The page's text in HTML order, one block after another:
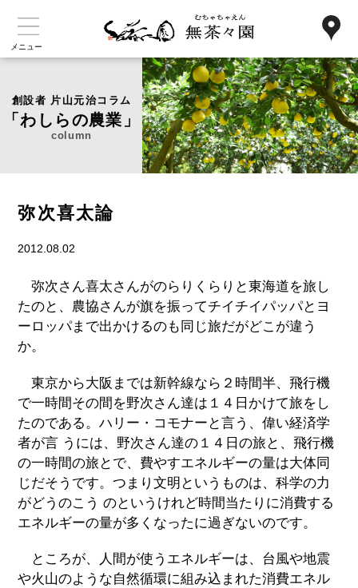
メニュー
創設者 片山元治コラム
「わしらの農業」
column
弥次喜太論
2012.08.02
弥次さん喜太さんがのらりくらりと東海道を旅し
たのと、農協さんが旗を振ってチイチイパッパとヨ
ーロッパまで出かけるのも同じ旅だがどこが違う
か。
東京から大阪までは新幹線なら２時間半、飛行機
で一時間その間を野次さん達は１４日かけて旅をし
たのである。ハリー・コモナーと言う、偉い経済学
者が言 うには、野次さん達の１４日の旅と、飛行機
の一時間の旅とで、費やすエネルギーの量は大体同
じだそうです。つまり文明というものは、科学の力
がどうのこう のというけれど時間当たりに消費する
エネルギーの量が多くなったに過ぎないのです。
ところが、人間が使うエネルギーは、台風や地震
や火山のような自然循環に組み込まれた消費エネル